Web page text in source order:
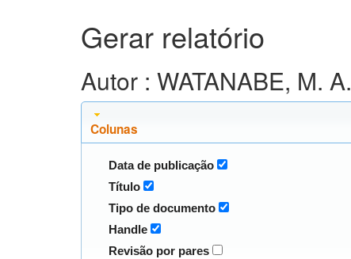
Gerar relatório
Autor : WATANABE, M. A.
Colunas
Data de publicação
Título
Tipo de documento
Handle
Revisão por pares